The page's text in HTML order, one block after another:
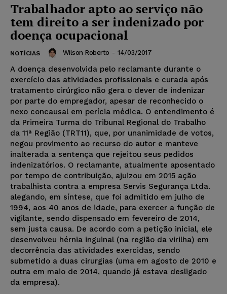
Trabalhador apto ao serviço não
tem direito a ser indenizado por
doença ocupacional
NOTÍCIAS Wilson Roberto - 14/03/2017
A doença desenvolvida pelo reclamante durante o
exercício das atividades profissionais e curada após
tratamento cirúrgico não gera o dever de indenizar
por parte do empregador, apesar de reconhecido o
nexo concausal em perícia médica. O entendimento é
da Primeira Turma do Tribunal Regional do Trabalho
da 11ª Região (TRT11), que, por unanimidade de votos,
negou provimento ao recurso do autor e manteve
inalterada a sentença que rejeitou seus pedidos
indenizatórios. O reclamante, atualmente aposentado
por tempo de contribuição, ajuizou em 2015 ação
trabalhista contra a empresa Servis Segurança Ltda.
alegando, em síntese, que foi admitido em julho de
1994, aos 40 anos de idade, para exercer a função de
vigilante, sendo dispensado em fevereiro de 2014,
sem justa causa. De acordo com a petição inicial, ele
desenvolveu hérnia inguinal (na região da virilha) em
decorrência das atividades exercidas, sendo
submetido a duas cirurgias (uma em agosto de 2010 e
outra em maio de 2014, quando já estava desligado
da empresa).